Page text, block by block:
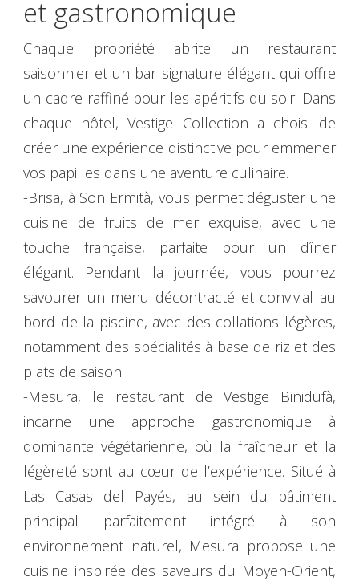
et gastronomique
Chaque propriété abrite un restaurant
saisonnier et un bar signature élégant qui offre
un cadre raffiné pour les apéritifs du soir. Dans
chaque hôtel, Vestige Collection a choisi de
créer une expérience distinctive pour emmener
vos papilles dans une aventure culinaire.
-Brisa, à Son Ermità, vous permet déguster une
cuisine de fruits de mer exquise, avec une
touche française, parfaite pour un dîner
élégant. Pendant la journée, vous pourrez
savourer un menu décontracté et convivial au
bord de la piscine, avec des collations légères,
notamment des spécialités à base de riz et des
plats de saison.
-Mesura, le restaurant de Vestige Binidufà,
incarne une approche gastronomique à
dominante végétarienne, où la fraîcheur et la
légèreté sont au cœur de l’expérience. Situé à
Las Casas del Payés, au sein du bâtiment
principal parfaitement intégré à son
environnement naturel, Mesura propose une
cuisine inspirée des saveurs du Moyen-Orient,